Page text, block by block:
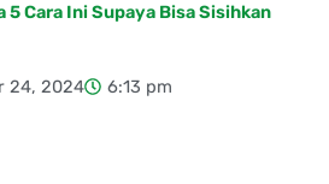
5 Cara Ini Supaya Bisa Sisihkan
24, 2024
6:13 pm